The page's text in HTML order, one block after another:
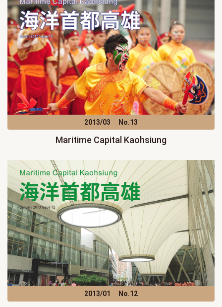
2013/03 No.13
Maritime Capital Kaohsiung
2013/01 No.12